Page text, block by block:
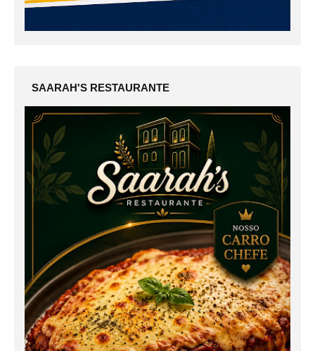
SAARAH'S RESTAURANTE